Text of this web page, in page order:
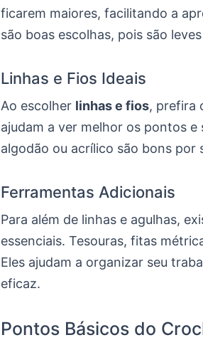
ficarem maiores, facilitando a
são boas escolhas, pois são
Linhas e Fios Ideais
Ao escolher linhas e fios, prefira
ajudam a ver melhor os pontos
algodão ou acrílico são bons por
Ferramentas Adicionais
Para além de linhas e agulhas,
essenciais. Tesouras, fitas
Eles ajudam a organizar seu
eficaz.
Pontos Básicos do